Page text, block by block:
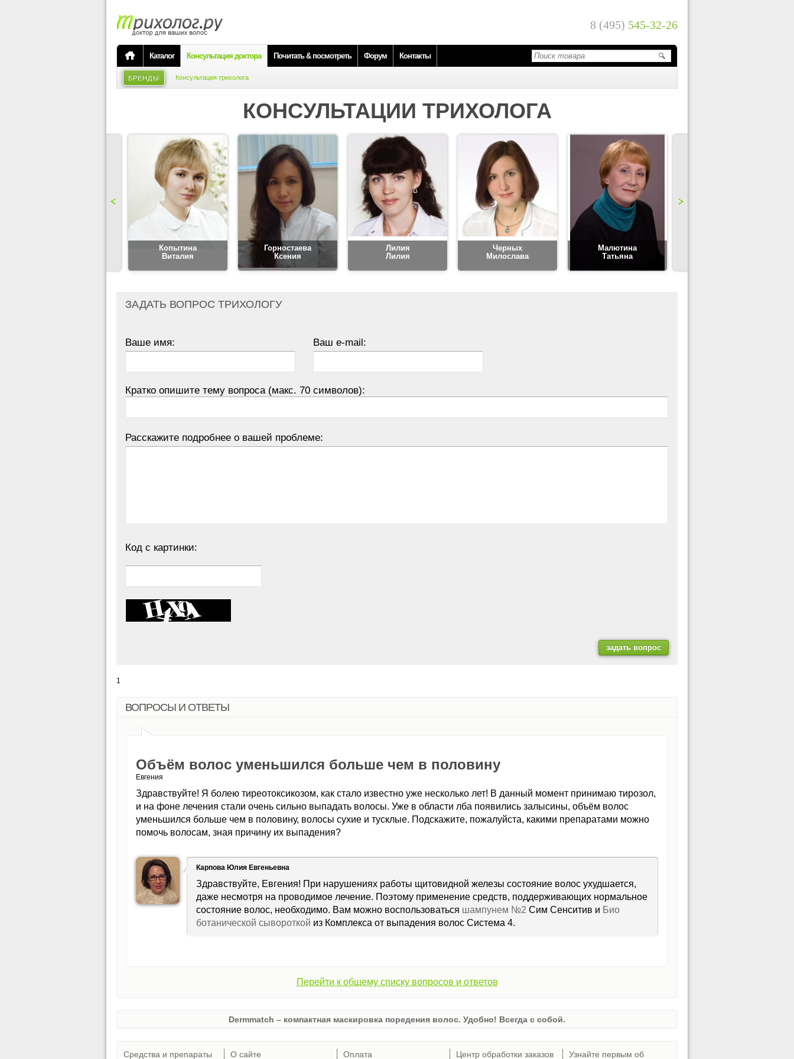
8 (495) 545-32-26
Каталог Консультация доктора Почитать & посмотреть Форум Контакты
БРЕНДЫ Консультация трихолога
КОНСУЛЬТАЦИИ ТРИХОЛОГА
Копытина
Виталия
Горностаева
Ксения
Лилия
Лилия
Черных
Милослава
Малютина
Татьяна
ЗАДАТЬ ВОПРОС ТРИХОЛОГУ
Ваше имя: Ваш e-mail:
Кратко опишите тему вопроса (макс. 70 символов):
Расскажите подробнее о вашей проблеме:
Код с картинки:
1
ВОПРОСЫ И ОТВЕТЫ
Объём волос уменьшился больше чем в половину
Евгения
Здравствуйте! Я болею тиреотоксикозом, как стало известно уже несколько лет! В данный момент принимаю тирозол,
и на фоне лечения стали очень сильно выпадать волосы. Уже в области лба появились залысины, объём волос
уменьшился больше чем в половину, волосы сухие и тусклые. Подскажите, пожалуйста, какими препаратами можно
помочь волосам, зная причину их выпадения?
Карпова Юлия Евгеньевна
Здравствуйте, Евгения! При нарушениях работы щитовидной железы состояние волос ухудшается,
даже несмотря на проводимое лечение. Поэтому применение средств, поддерживающих нормальное
состояние волос, необходимо. Вам можно воспользоваться шампунем №2 Сим Сенситив и Био
ботанической сывороткой из Комплекса от выпадения волос Система 4.
Перейти к общему списку вопросов и ответов
Dermmatch – компактная маскировка поредения волос. Удобно! Всегда с собой.
Средства и препараты О сайте Оплата Центр обработки заказов Узнайте первым об